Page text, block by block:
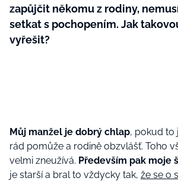
zapůjčit někomu z rodiny,
setkat s pochopením. Jak
vyřešit?
Můj manžel je dobrý chlap, pokud to
rád pomůže a rodině obzvlášť. Toho
velmi zneužívá. Především pak moje
je starší a bral to vždycky tak, že se o